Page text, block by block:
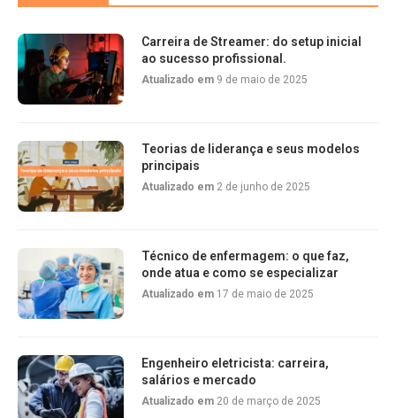
Carreira de Streamer: do setup inicial
ao sucesso profissional.
Atualizado em 9 de maio de 2025
Teorias de liderança e seus modelos
principais
Atualizado em 2 de junho de 2025
Técnico de enfermagem: o que faz,
onde atua e como se especializar
Atualizado em 17 de maio de 2025
Engenheiro eletricista: carreira,
salários e mercado
Atualizado em 20 de março de 2025